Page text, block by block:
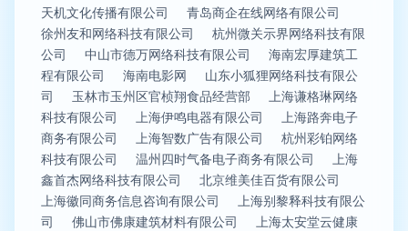
天机文化传播有限公司
青岛商企在线网络有限公司
徐州友和网络科技有限公司
杭州微关示界网络科技有限
公司
中山市德万网络科技有限公司
海南宏厚建筑工
程有限公司
海南电影网
山东小狐狸网络科技有限公
司
玉林市玉州区官桢翔食品经营部
上海谦格琳网络
科技有限公司
上海伊鸣电器有限公司
上海路奔电子
商务有限公司
上海智数广告有限公司
杭州彩铂网络
科技有限公司
温州四时气备电子商务有限公司
上海
鑫首杰网络科技有限公司
北京维美佳百货有限公司
上海徽同商务信息咨询有限公司
上海别黎释科技有限公
司
佛山市佛康建筑材料有限公司
上海太安堂云健康